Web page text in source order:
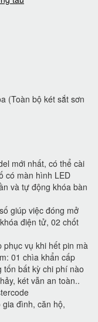
(Toàn bộ két sắt sơn
mới nhất, có thể cài
có màn hình LED
và tự động khóa bàn
giúp việc đóng mở
điện tử, 02 chốt
phục vụ khi hết pin mà
01 chìa khẩn cấp
bất kỳ chi phí nào
két vẫn an toàn..
đình, căn hộ,